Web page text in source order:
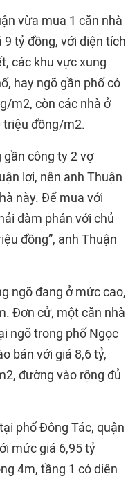
vừa mua 1 căn nhà
tỷ đồng, với diện tích
các khu vực xung
hay ngõ gần phố có
m2, còn các nhà ở
triệu đồng/m2.
gần công ty 2 vợ
lợi, nên anh Thuận
này. Để mua với
đàm phán với chủ
đồng”, anh Thuận
ngõ đang ở mức cao,
Đơn cử, một căn nhà
ngõ trong phố Ngọc
bán với giá 8,6 tỷ,
đường vào rộng đủ
phố Đông Tác, quận
mức giá 6,95 tỷ
4m, tầng 1 có diện